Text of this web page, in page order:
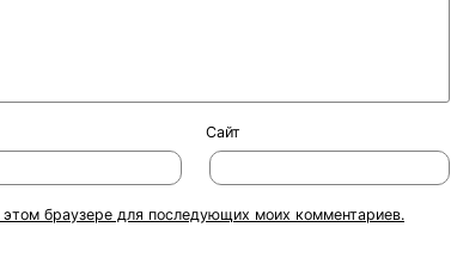
Сайт
браузере для последующих моих комментариев.